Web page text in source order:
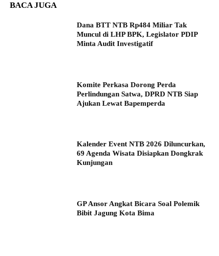
BACA JUGA
Dana BTT NTB Rp484 Miliar Tak
Muncul di LHP BPK, Legislator PDIP
Minta Audit Investigatif
Komite Perkasa Dorong Perda
Perlindungan Satwa, DPRD NTB Siap
Ajukan Lewat Bapemperda
Kalender Event NTB 2026 Diluncurkan,
69 Agenda Wisata Disiapkan Dongkrak
Kunjungan
GP Ansor Angkat Bicara Soal Polemik
Bibit Jagung Kota Bima